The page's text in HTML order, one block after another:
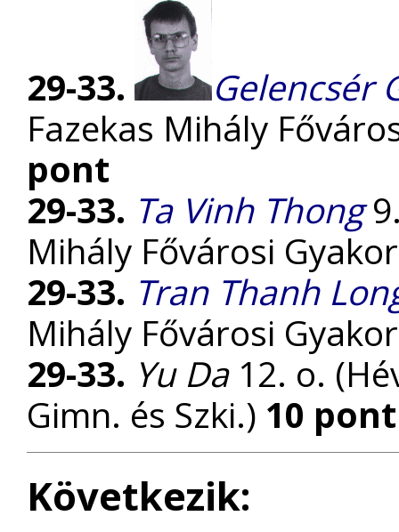
29-33.
Gelencsér
Fazekas Mihály
pont
29-33. Ta Vinh Thong
Mihály Fővárosi
29-33. Tran Thanh
Mihály Fővárosi
29-33. Yu Da12. o.
Gimn. és Szki.) 10 pont
Következik: